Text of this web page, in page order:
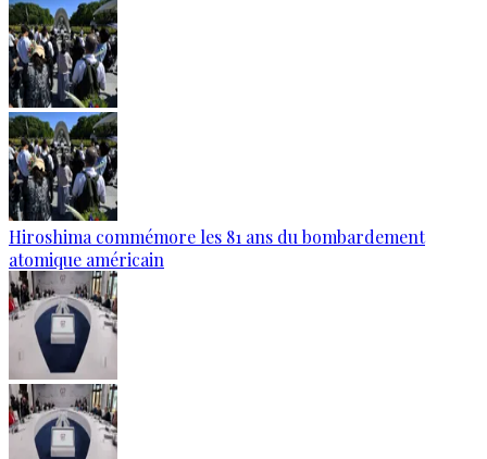
Hiroshima commémore les 81 ans du bombardement
atomique américain